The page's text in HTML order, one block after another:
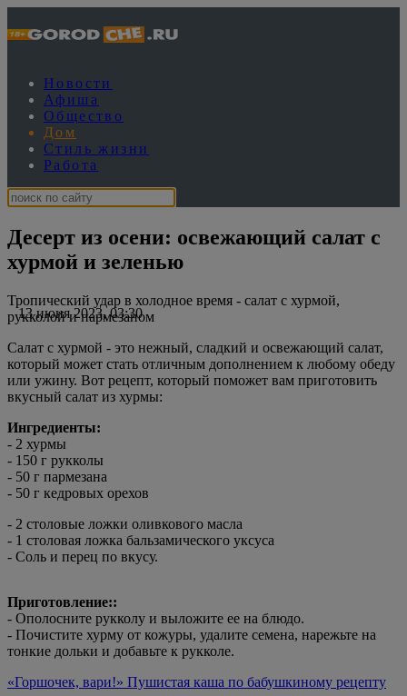
Новости
Афиша
Общество
Дом
Стиль жизни
Работа
Десерт из осени: освежающий салат с
хурмой и зеленью
13 июня 2023, 03:30
Тропический удар в холодное время - салат с хурмой,
рукколой и пармезаном
Салат с хурмой - это нежный, сладкий и освежающий салат,
который может стать отличным дополнением к любому обеду
или ужину. Вот рецепт, который поможет вам приготовить
вкусный салат из хурмы:
Ингредиенты:
- 2 хурмы
- 150 г рукколы
- 50 г пармезана
- 50 г кедровых орехов
- 2 столовые ложки оливкового масла
- 1 столовая ложка бальзамического уксуса
- Соль и перец по вкусу.
Приготовление::
- Ополосните рукколу и выложите ее на блюдо.
- Почистите хурму от кожуры, удалите семена, нарежьте на
тонкие дольки и добавьте к рукколе.
«Горшочек, вари!» Пушистая каша по бабушкиному рецепту